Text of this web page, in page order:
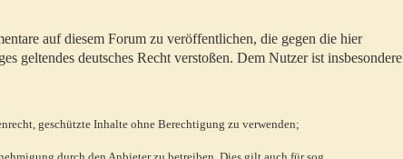
auf diesem Forum zu veröffentlichen, die gegen die hier
geltendes deutsches Recht verstoßen. Dem Nutzer ist insbesondere
geschützte Inhalte ohne Berechtigung zu verwenden;